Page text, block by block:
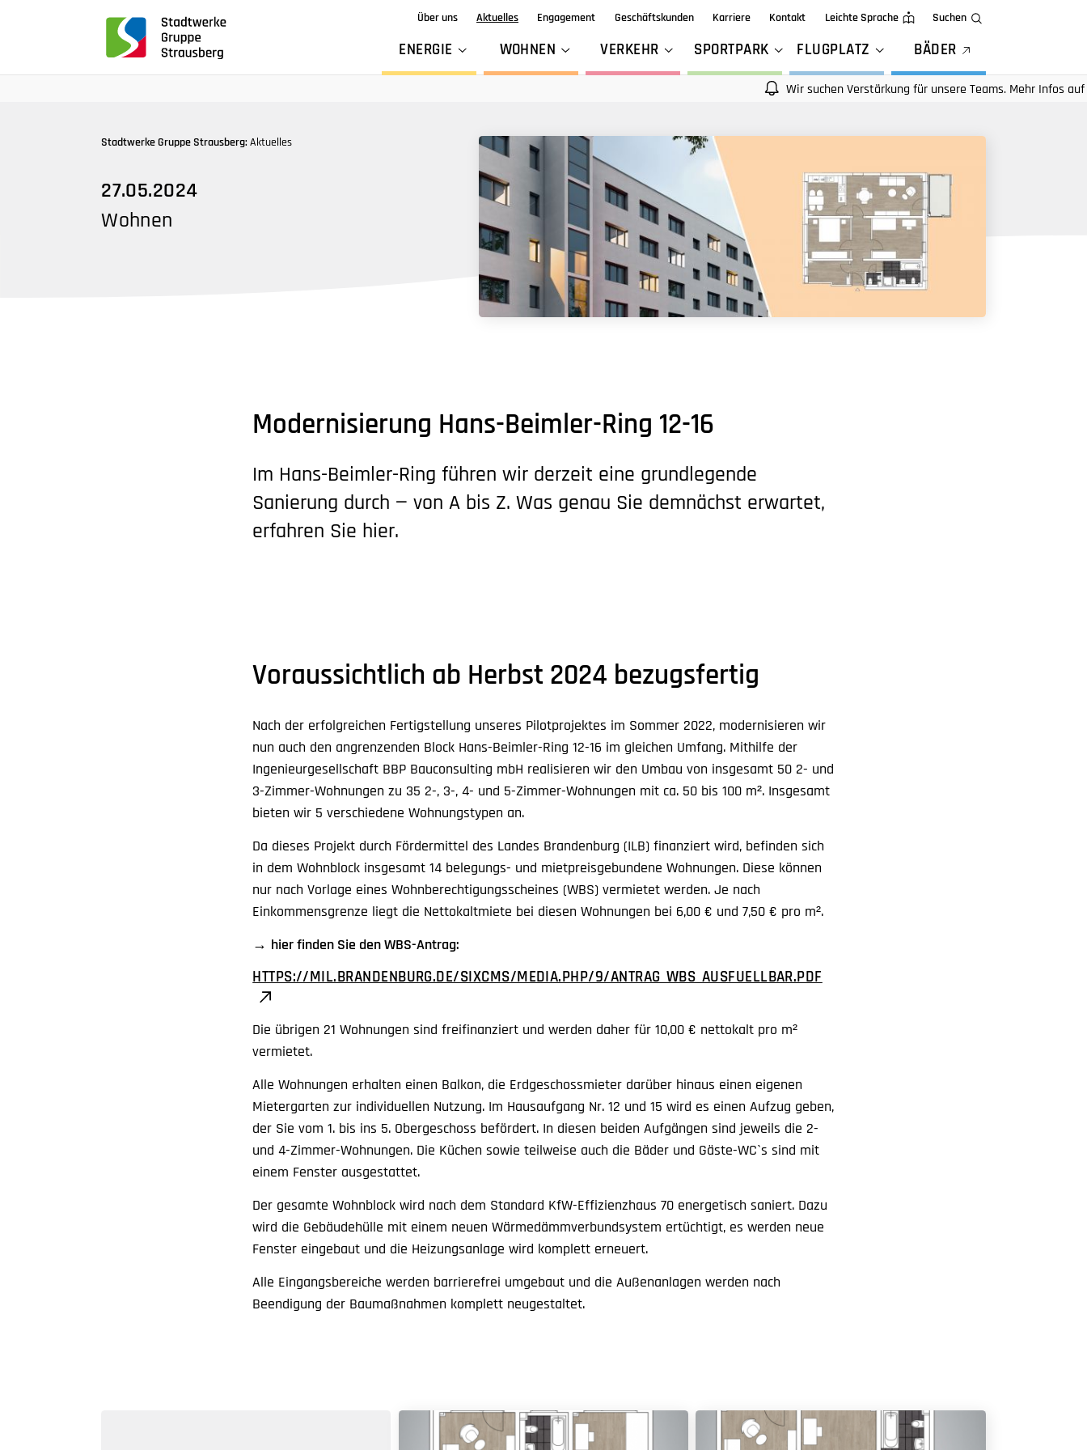
Navigation
Tabulatorentaste:
Über uns Aktuelles Engagement Geschäftskunden Karriere Kontakt Leichte Sprache Suchen
ENERGIE WOHNEN VERKEHR SPORTPARK FLUGPLATZ BÄDER
Wir suchen Verstärkung für unsere Teams. Mehr Infos auf unseren
Stadtwerke Gruppe Strausberg:Aktuelles
27.05.2024
Wohnen
Modernisierung Hans-Beimler-Ring 12-16
Im Hans-Beimler-Ring führen wir derzeit eine grundlegende
Sanierung durch — von A bis Z. Was genau Sie demnächst erwartet,
erfahren Sie hier.
Voraussichtlich ab Herbst 2024 bezugsfertig
Nach der erfolgreichen Fertigstellung unseres Pilotprojektes im Sommer 2022, modernisieren wir
nun auch den angrenzenden Block Hans-Beimler-Ring 12-16 im gleichen Umfang. Mithilfe der
Ingenieurgesellschaft BBP Bauconsulting mbH realisieren wir den Umbau von insgesamt 50 2- und
3-Zimmer-Wohnungen zu 35 2-, 3-, 4- und 5-Zimmer-Wohnungen mit ca. 50 bis 100 m². Insgesamt
bieten wir 5 verschiedene Wohnungstypen an.
Da dieses Projekt durch Fördermittel des Landes Brandenburg (ILB) finanziert wird, befinden sich
in dem Wohnblock insgesamt 14 belegungs- und mietpreisgebundene Wohnungen. Diese können
nur nach Vorlage eines Wohnberechtigungsscheines (WBS) vermietet werden. Je nach
Einkommensgrenze liegt die Nettokaltmiete bei diesen Wohnungen bei 6,00 € und 7,50 € pro m².
→ hier finden Sie den WBS-Antrag:
HTTPS://MIL.BRANDENBURG.DE/SIXCMS/MEDIA.PHP/9/ANTRAG_WBS_AUSFUELLBAR.PDF
Die übrigen 21 Wohnungen sind freifinanziert und werden daher für 10,00 € nettokalt pro m²
vermietet.
Alle Wohnungen erhalten einen Balkon, die Erdgeschossmieter darüber hinaus einen eigenen
Mietergarten zur individuellen Nutzung. Im Hausaufgang Nr. 12 und 15 wird es einen Aufzug geben,
der Sie vom 1. bis ins 5. Obergeschoss befördert. In diesen beiden Aufgängen sind jeweils die 2-
und 4-Zimmer-Wohnungen. Die Küchen sowie teilweise auch die Bäder und Gäste-WC`s sind mit
einem Fenster ausgestattet.
Der gesamte Wohnblock wird nach dem Standard KfW-Effizienzhaus 70 energetisch saniert. Dazu
wird die Gebäudehülle mit einem neuen Wärmedämmverbundsystem ertüchtigt, es werden neue
Fenster eingebaut und die Heizungsanlage wird komplett erneuert.
Alle Eingangsbereiche werden barrierefrei umgebaut und die Außenanlagen werden nach
Beendigung der Baumaßnahmen komplett neugestaltet.